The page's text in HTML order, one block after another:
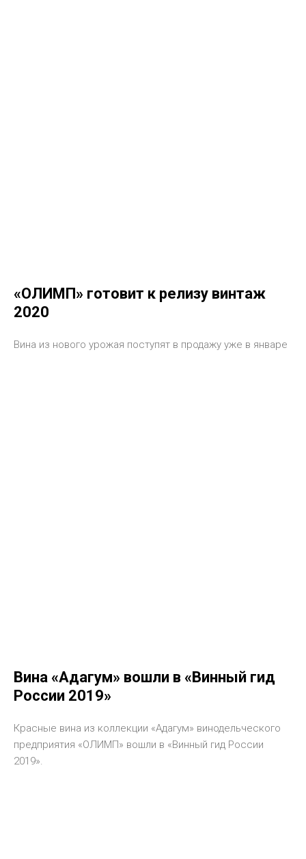
«ОЛИМП» готовит к релизу винтаж
2020
Вина из нового урожая поступят в продажу уже в январе
Вина «Адагум» вошли в «Винный гид
России 2019»
Красные вина из коллекции «Адагум» винодельческого
предприятия «ОЛИМП» вошли в «Винный гид России
2019».